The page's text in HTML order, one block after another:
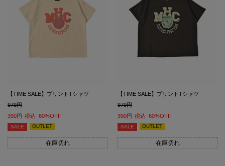
【TIME SALE】プリントTシャツ
979
390
税込 60%OFF
SALE OUTLET
在庫切れ
【TIME SALE】プリントTシャツ
979
390
税込 60%OFF
SALE OUTLET
在庫切れ